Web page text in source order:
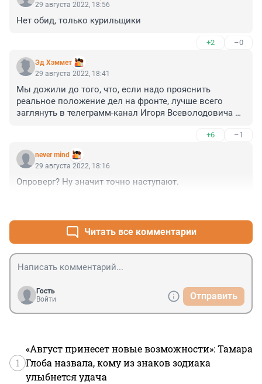
29 августа 2022, 18:56
Нет обид, только курильщики
+2 –0
Эд Хэммет
29 августа 2022, 18:41
Мы дожили до того, что, если надо прояснить
реальное положение дел на фронте, лучше всего
заглянуть в телеграмм-канал Игоря Всеволодовича
+6 –1
never mind
29 августа 2022, 18:16
Опроверг? Ну значит точно наступают.
Читать все комментарии
Гость
Войти
Отправить
1
«Август принесет новые возможности»: Тамара
Глоба назвала, кому из знаков зодиака
улыбнется удача